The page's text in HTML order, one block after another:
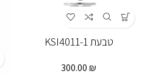
טבעת KSI4011-1
300.00 ₪